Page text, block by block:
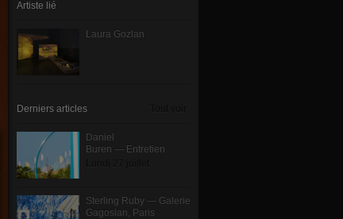
Artiste lié
Laura Gozlan
Derniers articles Tout voir
Daniel
Buren — Entretien
Lundi 27 juillet
Sterling Ruby — Galerie
Gagosian, Paris